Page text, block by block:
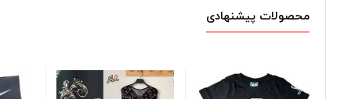
محصولات پیشنهادی